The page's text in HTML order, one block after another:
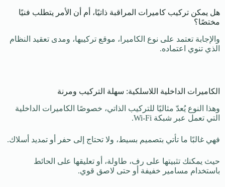
هل يمكن تركيب كاميرات المراقبة ذاتيًا، أم أن الأمر يتطلب فنيًا
مختصًا؟
والإجابة تعتمد على نوع الكاميرا، موقع تركيبها، ومدى تعقيد النظام
الذي تنوي اعتماده.
الكاميرات الداخلية اللاسلكية: سهلة التركيب ومرنة
وهذا النوع يُعدّ مثاليًا للتركيب الذاتي، خصوصًا الكاميرات الداخلية
التي تعمل عبر شبكة Wi-Fi.
فهي غالبًا ما تأتي بتصميم بسيط، ولا تحتاج إلى حفر أو تمديد أسلاك.
حيث يمكنك تثبيتها على رف، طاولة، أو تعليقها على الحائط
باستخدام مسامير خفيفة أو حتى لاصق قوي.